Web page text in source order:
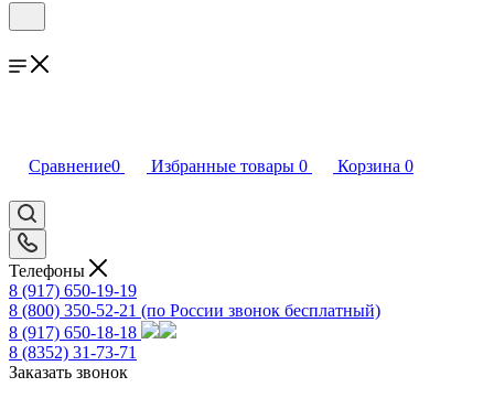
Сравнение0 Избранные товары 0 Корзина 0
Телефоны
8 (917) 650-19-19
8 (800) 350-52-21 (по России звонок бесплатный)
8 (917) 650-18-18
8 (8352) 31-73-71
Заказать звонок